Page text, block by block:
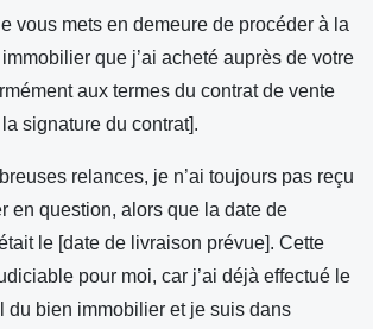
vous mets en demeure de procéder à la
que j’ai acheté auprès de votre
aux termes du contrat de vente
signature du contrat].
relances, je n’ai toujours pas reçu
en question, alors que la date de
le [date de livraison prévue]. Cette
pour moi, car j’ai déjà effectué le
du bien immobilier et je suis dans